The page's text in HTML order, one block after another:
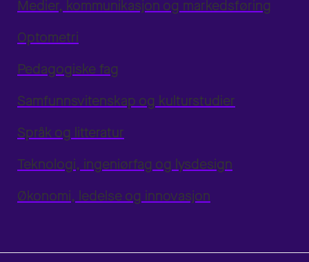
Medier, kommunikasjon og markedsføring
Optometri
Pedagogiske fag
Samfunnsvitenskap og kulturstudier
Språk og litteratur
Teknologi, ingeniørfag og lysdesign
Økonomi, ledelse og innovasjon